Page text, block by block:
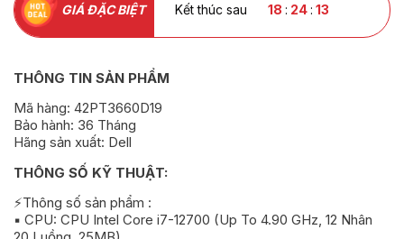
GIÁ ĐẶC BIỆT Kết thúc sau 18 : 24 : 12
THÔNG TIN SẢN PHẨM
Mã hàng: 42PT3660D19
Bảo hành: 36 Tháng
Hãng sản xuất: Dell
THÔNG SỐ KỸ THUẬT:
⚡Thông số sản phẩm :
▪️ CPU: CPU Intel Core i7-12700 (Up To 4.90 GHz, 12 Nhân